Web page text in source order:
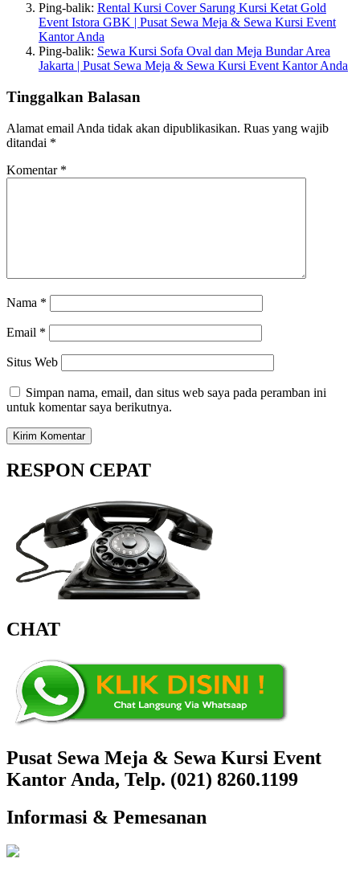
Ping-balik: Rental Kursi Cover Sarung Kursi Ketat Gold
Event Istora GBK | Pusat Sewa Meja & Sewa Kursi Event
Kantor Anda
Ping-balik: Sewa Kursi Sofa Oval dan Meja Bundar Area
Jakarta | Pusat Sewa Meja & Sewa Kursi Event Kantor Anda
Tinggalkan Balasan
Alamat email Anda tidak akan dipublikasikan. Ruas yang wajib
ditandai *
Komentar *
Nama *
Email *
Situs Web
Simpan nama, email, dan situs web saya pada peramban ini
untuk komentar saya berikutnya.
RESPON CEPAT
CHAT
Pusat Sewa Meja & Sewa Kursi Event
Kantor Anda, Telp. (021) 8260.1199
Informasi & Pemesanan